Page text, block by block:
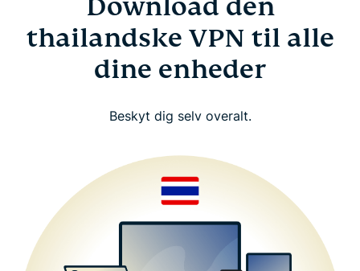
thailandske VPN til alle
dine enheder
Beskyt dig selv overalt.